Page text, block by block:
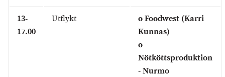
13-
17.00
Utflykt
o Foodwest (Karri
Kunnas)
o
Nötköttsproduktion
- Nurmo